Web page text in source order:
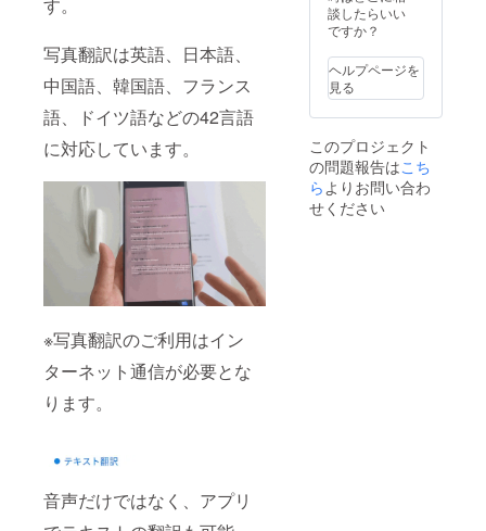
写真翻訳は英語、日本語、
中国語、韓国語、フランス
語、ドイツ語などの42言語
に対応しています。
※写真翻訳のご利用はイン
ターネット通信が必要とな
ります。
音声だけではなく、アプリ
なりま
す。
談したらいい
ですか？
ヘルプページを
見る
このプロジェクト
の問題報告はこち
らよりお問い合わ
せください